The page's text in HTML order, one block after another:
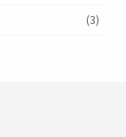
(3)